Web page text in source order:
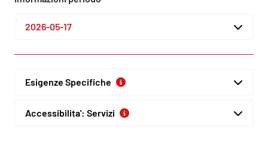
2026-05-17
Esigenze Specifiche
Accessibilita': Servizi